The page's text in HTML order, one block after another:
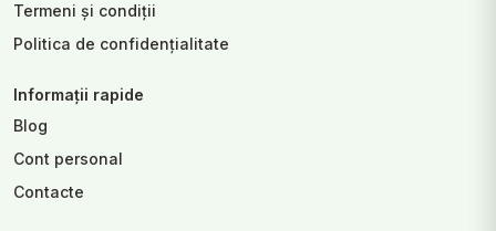
Termeni și condiții
Politica de confidențialitate
Informații rapide
Blog
Cont personal
Contacte